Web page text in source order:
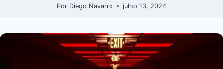
Por Diego Navarro julho 13, 2024